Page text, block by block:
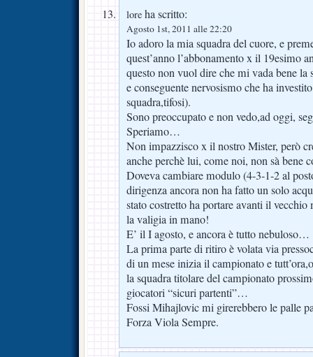
lore ha scritto:
Agosto 1st, 2011 alle 22:20
Io adoro la mia squadra del cuore, e
quest’anno l’abbonamento x il 19esimo
questo non vuol dire che mi vada bene
e conseguente nervosismo che ha
squadra,tifosi).
Sono preoccupato e non vedo,ad oggi,
Speriamo…
Non impazzisco x il nostro Mister, però
anche perchè lui, come noi, non sà bene
Doveva cambiare modulo (4-3-1-2 al
dirigenza ancora non ha fatto un solo
stato costretto ha portare avanti il
la valigia in mano!
E’ il I agosto, e ancora è tutto nebuloso…
La prima parte di ritiro è volata via
di un mese inizia il campionato e
la squadra titolare del campionato
giocatori “sicuri partenti”…
Fossi Mihajlovic mi girerebbero le palle
Forza Viola Sempre.